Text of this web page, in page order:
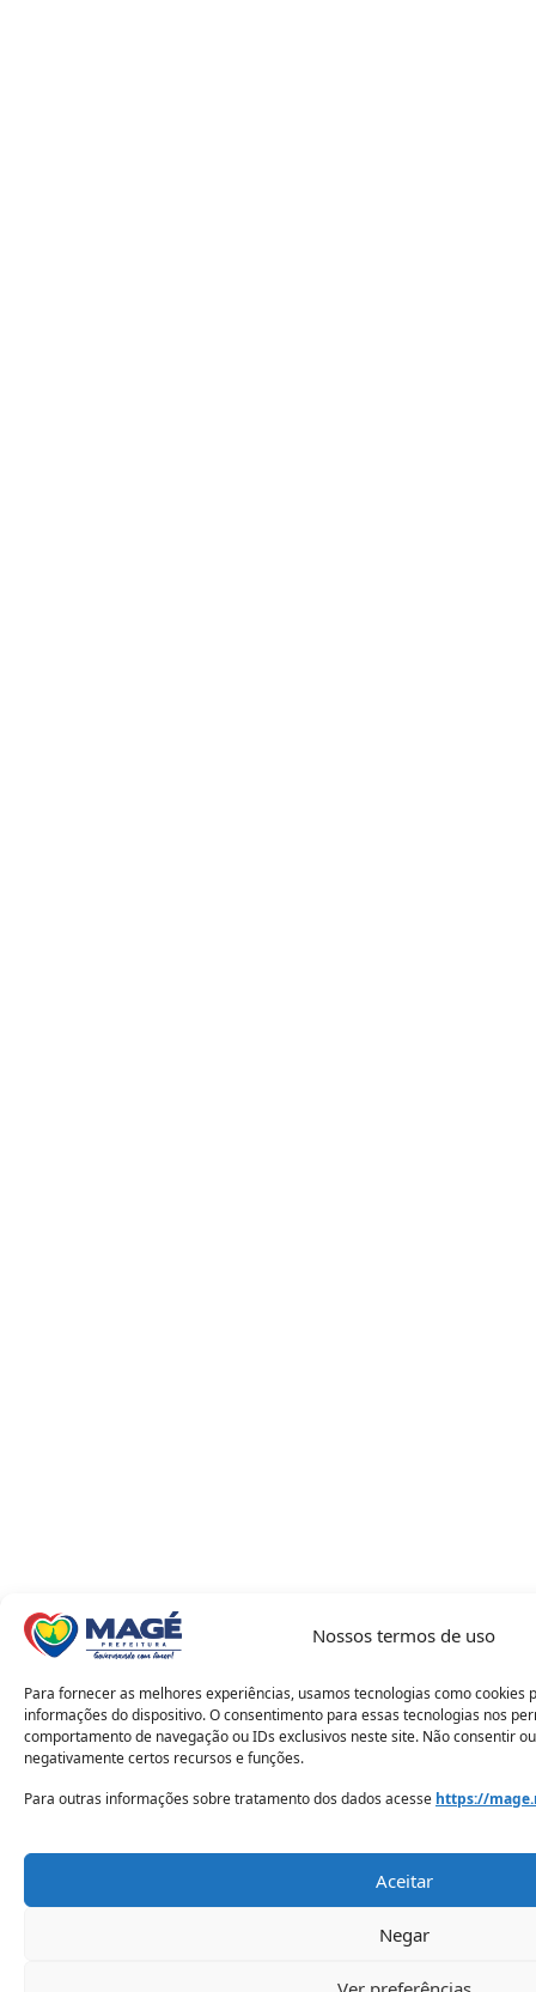
Nossos termos de uso
Para fornecer as melhores experiências, usamos tecnologias como cookies
informações do dispositivo. O consentimento para essas tecnologias nos
comportamento de navegação ou IDs exclusivos neste site. Não consentir
negativamente certos recursos e funções.
Para outras informações sobre tratamento dos dados acesse https://
Aceitar
Negar